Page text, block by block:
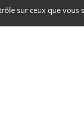
sur ceux que vous